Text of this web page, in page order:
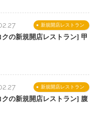
新規開店レストラン
クの新規開店レストラン] 甲
新規開店レストラン
クの新規開店レストラン] 腹